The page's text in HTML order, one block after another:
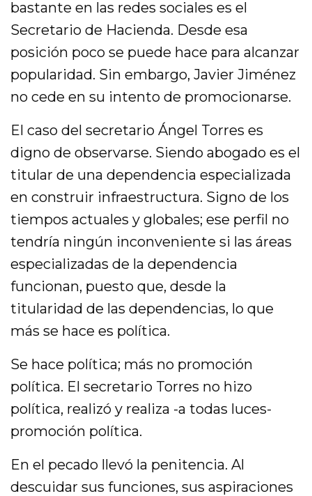
bastante en las redes sociales es el
Secretario de Hacienda. Desde esa
posición poco se puede hace para alcanzar
popularidad. Sin embargo, Javier Jiménez
no cede en su intento de promocionarse.
El caso del secretario Ángel Torres es
digno de observarse. Siendo abogado es el
titular de una dependencia especializada
en construir infraestructura. Signo de los
tiempos actuales y globales; ese perfil no
tendría ningún inconveniente si las áreas
especializadas de la dependencia
funcionan, puesto que, desde la
titularidad de las dependencias, lo que
más se hace es política.
Se hace política; más no promoción
política. El secretario Torres no hizo
política, realizó y realiza -a todas luces-
promoción política.
En el pecado llevó la penitencia. Al
descuidar sus funciones, sus aspiraciones